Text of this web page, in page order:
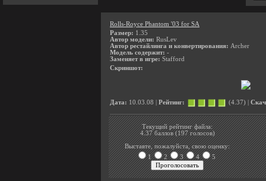
Rolls-Royce Phantom '03 for SA
Размер: 1.35
Автор модели: RusLev
Автор рестайлинга и конвертирования: Archer
Модель содержит: -
Заменяет в игре: Stafford
Скриншот:
Дата: 10.03.08 | Рейтинг: (4.37) |
Текущий рейтинг файла:
4.37 баллов (197 голосов)
Выставте, пожалуйста, свою оценку:
1
2 3 4 5